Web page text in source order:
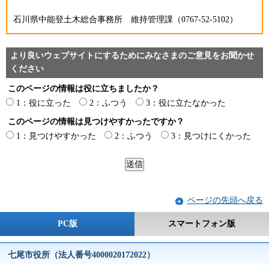
石川県中能登土木総合事務所 維持管理課（0767-52-5102）
より良いウェブサイトにするためにみなさまのご意見をお聞かせ
ください
このページの情報は役に立ちましたか？
1：役に立った
2：ふつう 3：役に立たなかった
このページの情報は見つけやすかったですか？
1：見つけやすかった
2：ふつう 3：見つけにくかった
ページの先頭へ戻る
PC版 スマートフォン版
七尾市役所（法人番号4000020172022）